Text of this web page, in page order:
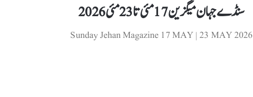
سنڈے جہان میگزین 17 مئی تا 23 مئی 2026
Sunday Jehan Magazine 17 MAY | 23 MAY 2026